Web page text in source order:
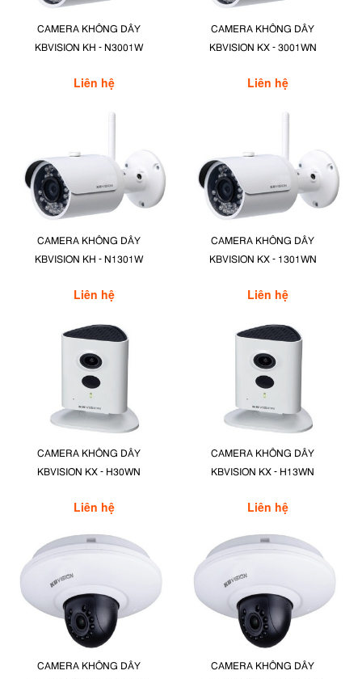
CAMERA KHÔNG DÂY
KBVISION KH - N3001W
Liên hệ
CAMERA KHÔNG DÂY
KBVISION KX - 3001WN
Liên hệ
CAMERA KHÔNG DÂY
KBVISION KH - N1301W
Liên hệ
CAMERA KHÔNG DÂY
KBVISION KX - 1301WN
Liên hệ
CAMERA KHÔNG DÂY
KBVISION KX - H30WN
Liên hệ
CAMERA KHÔNG DÂY
KBVISION KX - H13WN
Liên hệ
CAMERA KHÔNG DÂY
CAMERA KHÔNG DÂY